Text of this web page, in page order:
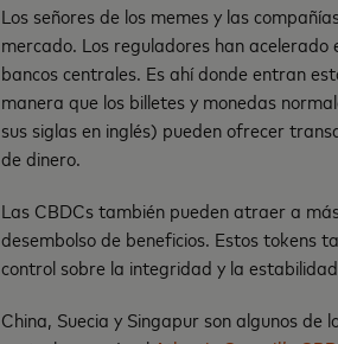
Los señores de los memes y las
mercado. Los reguladores han
bancos centrales. Es ahí donde entran
manera que los billetes y monedas
sus siglas en inglés) pueden ofrecer
de dinero.
Las CBDCs también pueden atraer a
desembolso de beneficios. Estos tokens
control sobre la integridad y la
China, Suecia y Singapur son algunos